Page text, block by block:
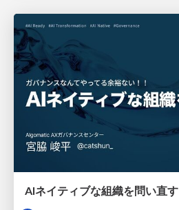
AIネイティブな組織を問い直す